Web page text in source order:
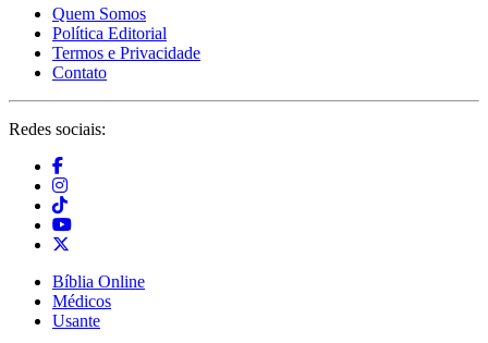
Quem Somos
Política Editorial
Termos e Privacidade
Contato
Redes sociais:
Bíblia Online
Médicos
Usante